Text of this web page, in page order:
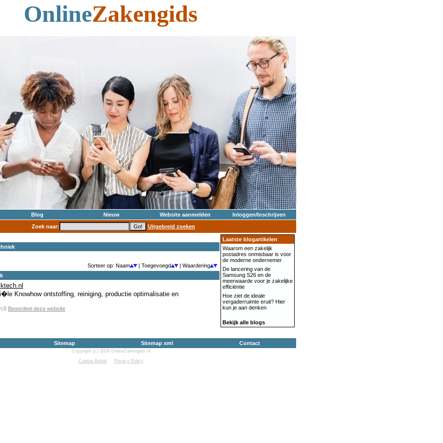
OnlineZakengids
Blog Nieuw Website aanmelden
Inloggen/Inschrijven
Zoek naar:
Uitgebreid zoeken
Sorteer op: Naam | Toegevoegd
| Waardering
Knowhow ontstoffing, reiniging, productie optimalisatie en
Beoordeel deze website
Laatste blogartikelen
Waarom een zakelijk
postadres onmisbaar is voor
de moderne ondernemer
De lancering van de
Samsung S26 en de
meerwaarde voor je zakelijke
efficiëntie
Hoe ziet de ideale
vergaderruimte eruit? Hier
kun je aan denken
Bekijk alle blogs
Sitemap Sitemap xml Contact
Copyright (c) 2026 OnlineZakengids.nl
Cookie Beleid
Privacy Policy